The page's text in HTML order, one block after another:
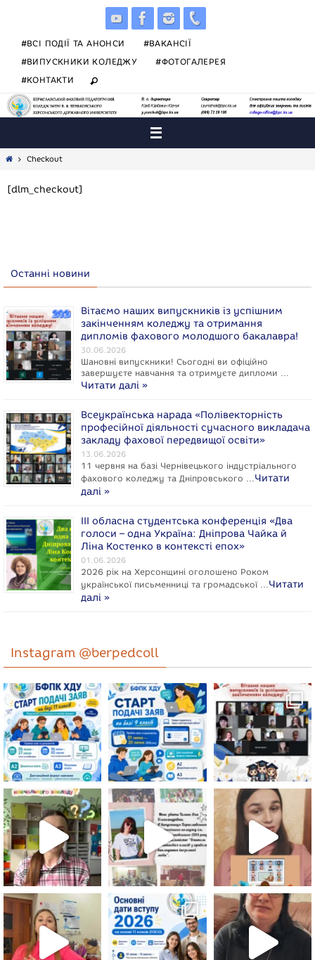
#ВСІ ПОДІЇ ТА АНОНСИ
#ВАКАНСІЇ
#ВИПУСКНИКИ КОЛЕДЖУ
#ФОТОГАЛЕРЕЯ
#КОНТАКТИ
HomeCheckout
[dlm_checkout]
Останні новини
Вітаємо наших випускників із успішним
закінченням коледжу та отримання
дипломів фахового молодшого бакалавра!
30.06.2026
Шановні випускники! Сьогодні ви офіційно
завершуєте навчання та отримуєте дипломи …
Читати далі »
Всеукраїнська нарада «Полівекторність
професійної діяльності сучасного викладача
закладу фахової передвищої освіти»
13.06.2026
11 червня на базі Чернівецького індустріального
фахового коледжу та Дніпровського …Читати
далі »
ІІІ обласна студентська конференція «Два
голоси – одна Україна: Дніпрова Чайка й
Ліна Костенко в контексті епох»
01.06.2026
2026 рік на Херсонщині оголошено Роком
укpaїнcької письменниці та громадської …Читати
далі »
Instagram @berpedcoll